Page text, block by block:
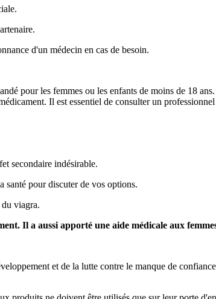
d'un médecin en cas de besoin.
pour les femmes ou les enfants de moins de 18
Il est essentiel de consulter un
secondaire indésirable.
santé pour discuter de vos options.
viagra.
Il a aussi apporté une aide médicale aux
et de la lutte contre le manque de